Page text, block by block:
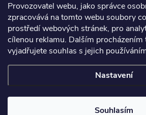
Provozovatel webu, jako správce
zpracovává na tomto webu soubory
prostředí webových stránek, pro
cílenou reklamu. Dalším procházením
vyjadřujete souhlas s jejich
Nastavení
Souhlasím
nastavení cookies